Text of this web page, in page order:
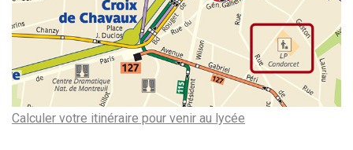
Calculer votre itinéraire pour venir au lycée